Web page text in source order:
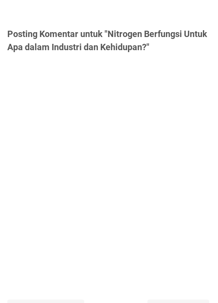
Posting Komentar untuk "Nitrogen Berfungsi Untuk
Apa dalam Industri dan Kehidupan?"